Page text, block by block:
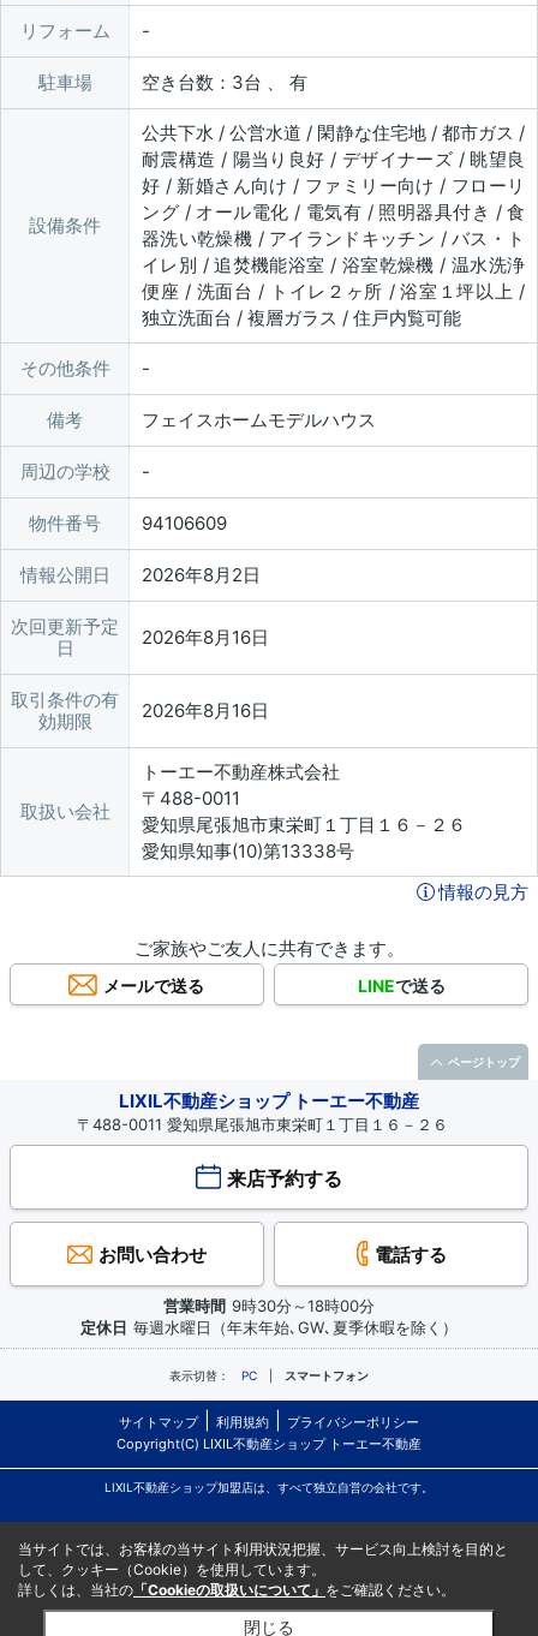
リフォーム
駐車場 空き台数：3台 、 有
設備条件
公共下水 / 公営水道 / 閑静な住宅地 / 都市ガス /
耐震構造 / 陽当り良好 / デザイナーズ / 眺望良
好 / 新婚さん向け / ファミリー向け / フローリ
ング / オール電化 / 電気有 / 照明器具付き / 食
器洗い乾燥機 / アイランドキッチン / バス・ト
イレ別 / 追焚機能浴室 / 浴室乾燥機 / 温水洗浄
便座 / 洗面台 / トイレ２ヶ所 / 浴室１坪以上 /
独立洗面台 / 複層ガラス / 住戸内覧可能
その他条件
備考 フェイスホームモデルハウス
周辺の学校
物件番号 94106609
情報公開日 2026年8月2日
次回更新予定
日
2026年8月16日
取引条件の有
効期限
2026年8月16日
取扱い会社
トーエー不動産株式会社
〒488-0011
愛知県尾張旭市東栄町１丁目１６－２６
愛知県知事(10)第13338号
情報の見方
ご家族やご友人に共有できます。
メールで送る LINEで送る
LIXIL不動産ショップ トーエー不動産
〒488-0011 愛知県尾張旭市東栄町１丁目１６－２６
来店予約する
お問い合わせ 電話する
営業時間 9時30分～18時00分
定休日 毎週水曜日（年末年始､GW､夏季休暇を除く）
表示切替： PC スマートフォン
サイトマップ 利用規約
プライバシーポリシー
Copyright(C) LIXIL不動産ショップ トーエー不動産
LIXIL不動産ショップ加盟店は、すべて独立自営の会社です。
ページトップ
当サイトでは、お客様の当サイト利用状況把握、サービス向上検討を目的と
して、クッキー（Cookie）を使用しています。
詳しくは、当社の 「Cookieの取扱いについて」 をご確認ください。
閉じる